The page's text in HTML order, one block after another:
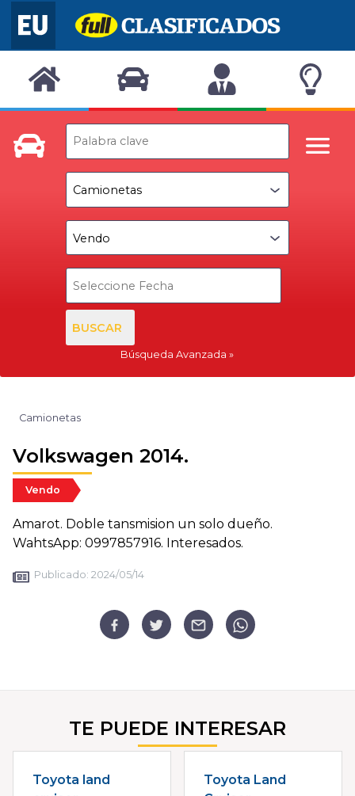
BUSCAR
Búsqueda Avanzada
Camionetas
Volkswagen 2014.
Vendo
Amarot. Doble tansmision un solo dueño.
WahtsApp: 0997857916. Interesados.
Publicado: 2024/05/14
TE PUEDE INTERESAR
Toyota land
Toyota Land